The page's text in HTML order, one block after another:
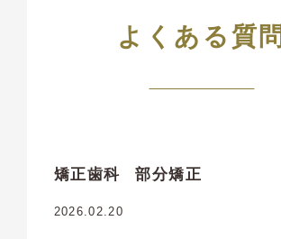
よくある質問
矯正歯科 部分矯正
2026.02.20